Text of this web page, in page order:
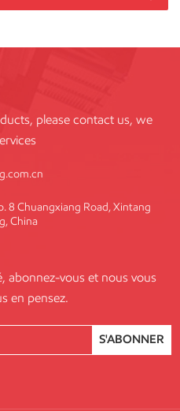
please contact us, we
8 Chuangxiang Road, Xintang
China
abonnez-vous et nous vous
en pensez.
S'ABONNER